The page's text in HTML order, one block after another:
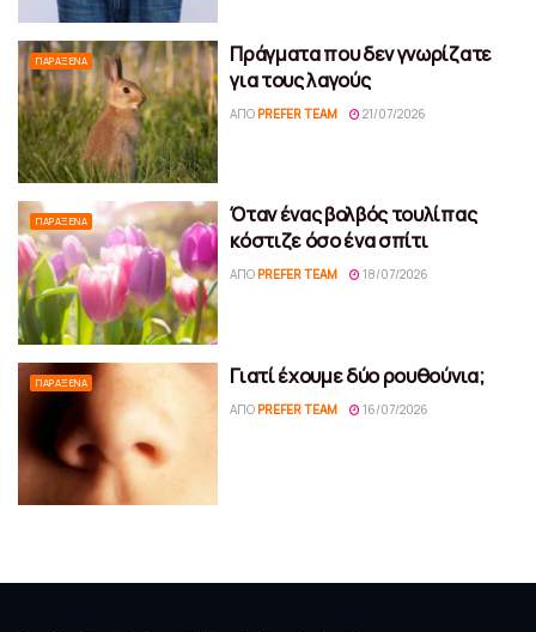
ΠΑΡΆΞΕΝΑ
Πράγματα που δεν γνωρίζατε
για τους λαγούς
ΑΠΌ PREFER TEAM 21/07/2026
ΠΑΡΆΞΕΝΑ
Όταν ένας βολβός τουλίπας
κόστιζε όσο ένα σπίτι
ΑΠΌ PREFER TEAM 18/07/2026
ΠΑΡΆΞΕΝΑ Γιατί έχουμε δύο ρουθούνια;
ΑΠΌ PREFER TEAM 16/07/2026